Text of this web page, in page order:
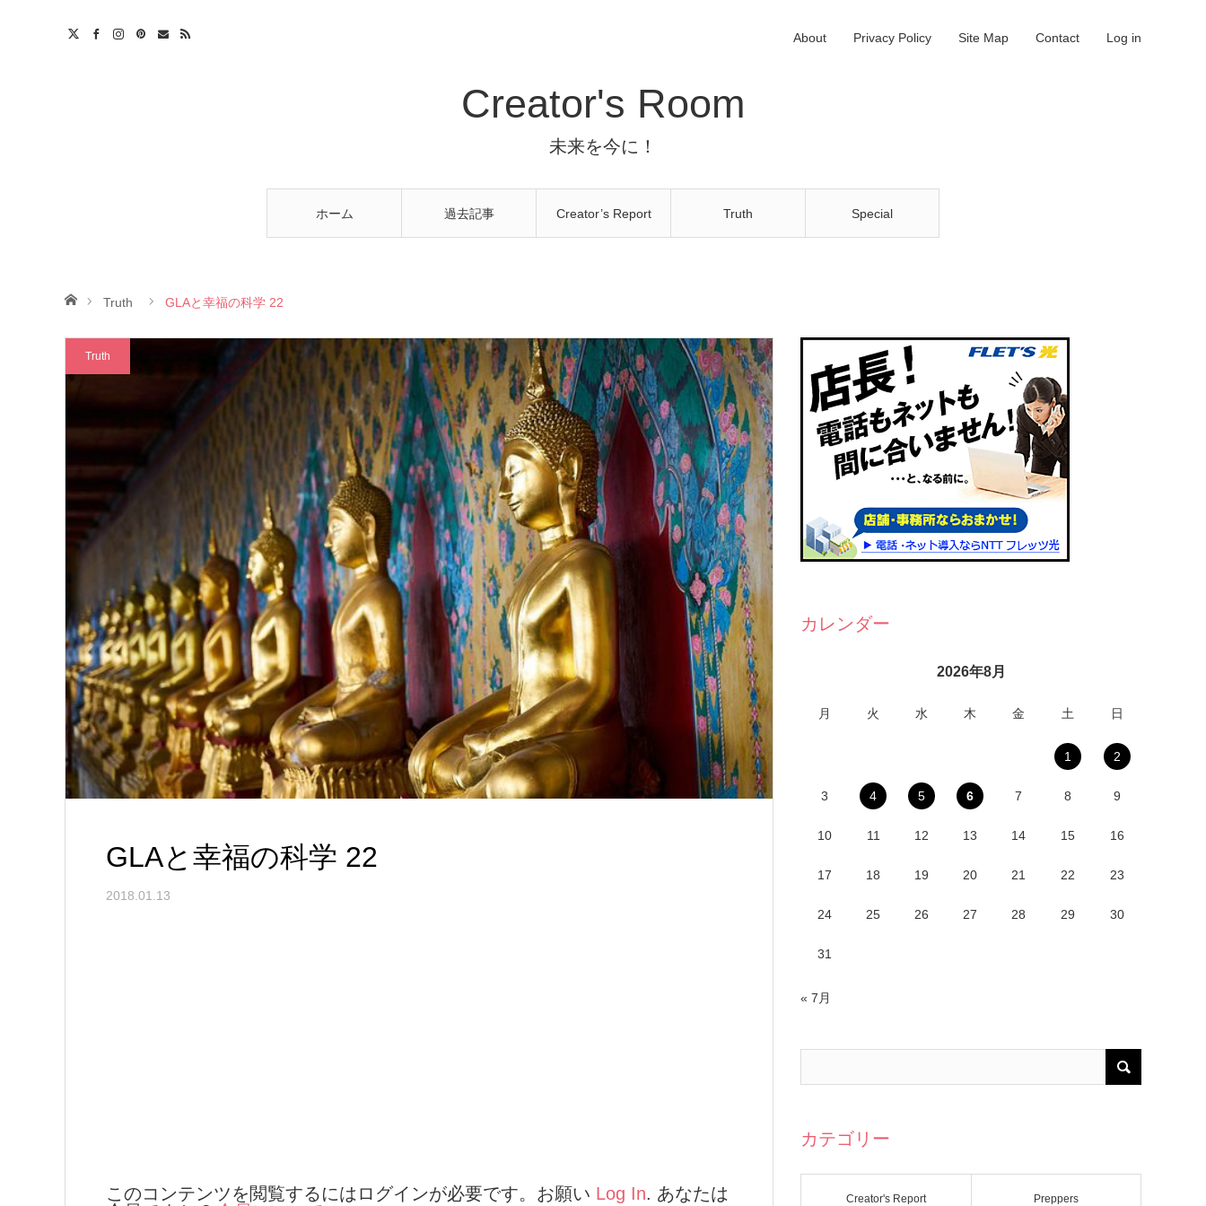
Creator's Room
未来を今に！
ホーム 過去記事 Creator’s Report Truth Special
About Privacy Policy Site Map Contact Log in
ホームTruth GLAと幸福の科学 22
Truth
GLAと幸福の科学 22
2018.01.13
このコンテンツを閲覧するにはログインが必要です。お願い Log In. あなたは
カレンダー
2026年8月
月 火 水 木 金 土 日
1 2
3 4 5 6 7 8 9
10 11 12 13 14 15 16
17 18 19 20 21 22 23
24 25 26 27 28 29 30
31
« 7月
カテゴリー
Creator's Report Preppers